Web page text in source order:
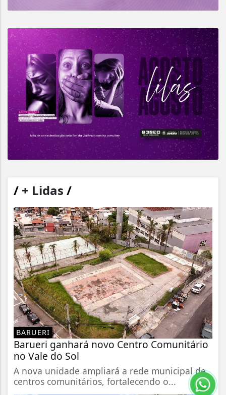
/ + Lidas /
BARUERI
Barueri ganhará novo Centro Comunitário
no Vale do Sol
A nova unidade ampliará a rede municipal de
centros comunitários, fortalecendo o...